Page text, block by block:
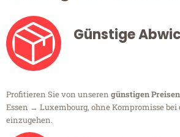
Günstige
Profitieren Sie von unseren günstigen Preisen
Essen → Luxembourg, ohne Kompromisse bei
einzugehen.